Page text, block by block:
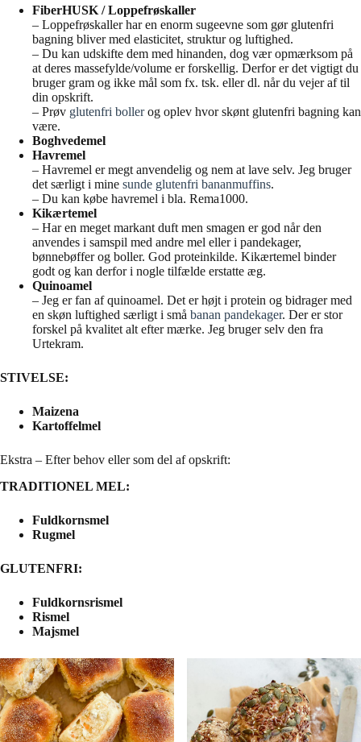
FiberHUSK / Loppefrøskaller
– Loppefrøskaller har en enorm sugeevne som gør glutenfri
bagning bliver med elasticitet, struktur og luftighed.
– Du kan udskifte dem med hinanden, dog vær opmærksom på
at deres massefylde/volume er forskellig. Derfor er det vigtigt du
bruger gram og ikke mål som fx. tsk. eller dl. når du vejer af til
din opskrift.
– Prøv glutenfri bollerog oplev hvor skønt glutenfri bagning kan
være.
Boghvedemel
Havremel
– Havremel er megt anvendelig og nem at lave selv. Jeg bruger
det særligt i mine sunde glutenfri bananmuffins.
– Du kan købe havremel i bla. Rema1000.
Kikærtemel
– Har en meget markant duft men smagen er god når den
anvendes i samspil med andre mel eller i pandekager,
bønnebøffer og boller. God proteinkilde. Kikærtemel binder
godt og kan derfor i nogle tilfælde erstatte æg.
Quinoamel
– Jeg er fan af quinoamel. Det er højt i protein og bidrager med
en skøn luftighed særligt i små banan pandekager. Der er stor
forskel på kvalitet alt efter mærke. Jeg bruger selv den fra
Urtekram.
STIVELSE:
Maizena
Kartoffelmel
Ekstra – Efter behov eller som del af opskrift:
TRADITIONEL MEL:
Fuldkornsmel
Rugmel
GLUTENFRI:
Fuldkornsrismel
Rismel
Majsmel